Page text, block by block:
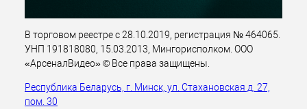
В торговом реестре с 28.10.2019, регистрация № 464065.
УНП 191818080, 15.03.2013, Мингорисполком. ООО
«АрсеналВидео» © Все права защищены.
Республика Беларусь, г. Минск, ул. Стахановская д. 27,
пом. 30